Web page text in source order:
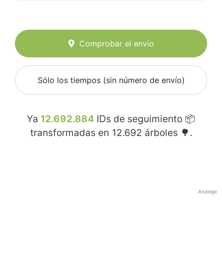
Comprobar el envío
Sólo los tiempos (sin número de envío)
Ya 12.692.884 IDs de seguimiento 📦
transformadas en 12.692 árboles 🌳.
Anzeige